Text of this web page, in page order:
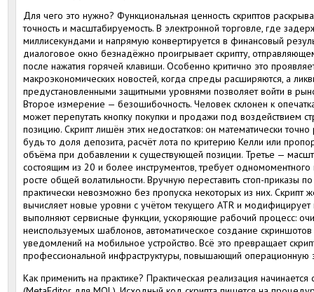
Для чего это нужно? Функциональная ценность скриптов
точность и масштабируемость. В электронной торговле, где
миллисекундами и напрямую конвертируется в финансовый
диалоговое окно безнадёжно проигрывает скрипту,
после нажатия горячей клавиши. Особенно критично это
макроэкономических новостей, когда спреды расширяются, а
предустановленными защитными уровнями позволяет войти в
Второе измерение — безошибочность. Человек склонен к
может перепутать кнопку покупки и продажи под воздействием
позицию. Скрипт лишён этих недостатков: он математически
будь то доля депозита, расчёт лота по критерию Келли или
объёма при добавлении к существующей позиции. Третье —
состоящим из 20 и более инструментов, требует
росте общей волатильности. Вручную переставить стоп-приказы
практически невозможно без пропуска некоторых из них. Скрипт
вычисляет новые уровни с учётом текущего ATR и
выполняют сервисные функции, ускоряющие рабочий процесс:
неиспользуемых шаблонов, автоматическое создание
уведомлений на мобильное устройство. Всё это превращает
профессиональной инфраструктуры, повышающий операционную
Как применить на практике? Практическая реализация